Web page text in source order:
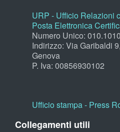
URP - Ufficio Relazioni
Posta Elettronica
Numero Unico: 010.1010
Indirizzo: Via Garibaldi
Genova
P. Iva: 00856930102
Ufficio stampa - Press
Collegamenti utili